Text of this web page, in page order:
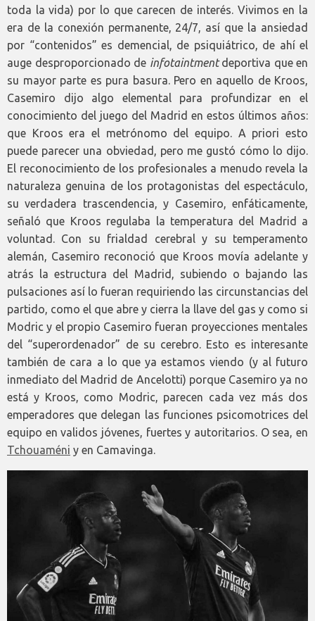
toda la vida) por lo que carecen de interés. Vivimos en la
era de la conexión permanente, 24/7, así que la ansiedad
por “contenidos” es demencial, de psiquiátrico, de ahí el
auge desproporcionado de infotaintmentdeportiva que en
su mayor parte es pura basura. Pero en aquello de Kroos,
Casemiro dijo algo elemental para profundizar en el
conocimiento del juego del Madrid en estos últimos años:
que Kroos era el metrónomo del equipo. A priori esto
puede parecer una obviedad, pero me gustó cómo lo dijo.
El reconocimiento de los profesionales a menudo revela la
naturaleza genuina de los protagonistas del espectáculo,
su verdadera trascendencia, y Casemiro, enfáticamente,
señaló que Kroos regulaba la temperatura del Madrid a
voluntad. Con su frialdad cerebral y su temperamento
alemán, Casemiro reconoció que Kroos movía adelante y
atrás la estructura del Madrid, subiendo o bajando las
pulsaciones así lo fueran requiriendo las circunstancias del
partido, como el que abre y cierra la llave del gas y como si
Modric y el propio Casemiro fueran proyecciones mentales
del “superordenador” de su cerebro. Esto es interesante
también de cara a lo que ya estamos viendo (y al futuro
inmediato del Madrid de Ancelotti) porque Casemiro ya no
está y Kroos, como Modric, parecen cada vez más dos
emperadores que delegan las funciones psicomotrices del
equipo en validos jóvenes, fuertes y autoritarios. O sea, en
Tchouaméni y en Camavinga.